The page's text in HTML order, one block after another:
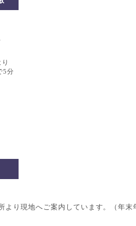
5分
り現地へご案内しています。（年末